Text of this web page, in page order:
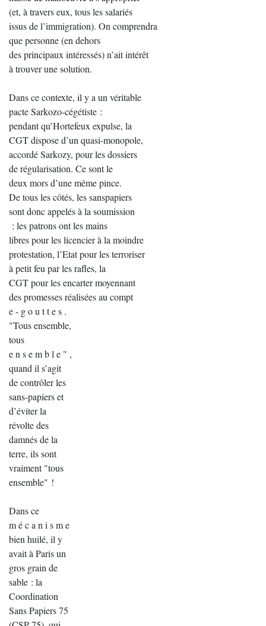
(et, à travers eux, tous les salariés
issus de l’immigration). On comprendra
que personne (en dehors
des principaux intéressés) n’ait intérêt
à trouver une solution.
Dans ce contexte, il y a un véritable
pacte Sarkozo-cégétiste :
pendant qu’Hortefeux expulse, la
CGT dispose d’un quasi-monopole,
accordé Sarkozy, pour les dossiers
de régularisation. Ce sont le
deux mors d’une même pince.
De tous les côtés, les sanspapiers
sont donc appelés à la soumission
: les patrons ont les mains
libres pour les licencier à la moindre
protestation, l’Etat pour les terroriser
à petit feu par les rafles, la
CGT pour les encarter moyennant
des promesses réalisées au compt
e - g o u t t e s .
"Tous ensemble,
tous
e n s e m b l e " ,
quand il s’agit
de contrôler les
sans-papiers et
d’éviter la
révolte des
damnés de la
terre, ils sont
vraiment "tous
ensemble" !
Dans ce
m é c a n i s m e
bien huilé, il y
avait à Paris un
gros grain de
sable : la
Coordination
Sans Papiers 75